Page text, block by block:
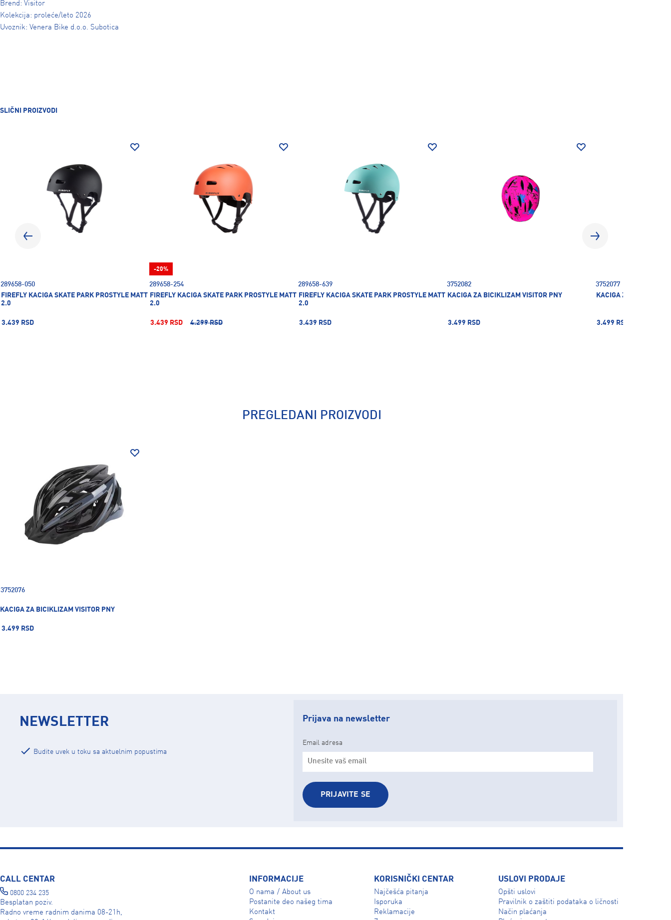
Brend: Visitor
Kolekcija: proleće/leto 2026
Uvoznik: Venera Bike d.o.o. Subotica
SLIČNI PROIZVODI
289658-050
FIREFLY KACIGA SKATE PARK PROSTYLE MATT
2.0
3.439 RSD
289658-254
FIREFLY KACIGA SKATE PARK PROSTYLE MATT
2.0
3.439 RSD 4.299 RSD
-20%
289658-639
FIREFLY KACIGA SKATE PARK PROSTYLE MATT
2.0
3.439 RSD
3752082
KACIGA ZA BICIKLIZAM VISITOR PNY
3.499 RSD
3752077
KACIGA ZA BICIKLIZAM
3.499 RSD
PREGLEDANI PROIZVODI
3752076
KACIGA ZA BICIKLIZAM VISITOR PNY
3.499 RSD
NEWSLETTER
Budite uvek u toku sa aktuelnim popustima
Prijava na newsletter
Email adresa
PRIJAVITE SE
CALL CENTAR
0800 234 235
Besplatan poziv.
Radno vreme radnim danima 08-21h,
INFORMACIJE
O nama / About us
Postanite deo našeg tima
Kontakt
KORISNIČKI CENTAR
Najčešća pitanja
Isporuka
Reklamacije
USLOVI PRODAJE
Opšti uslovi
Pravilnik o zaštiti podataka o ličnosti
Način plaćanja